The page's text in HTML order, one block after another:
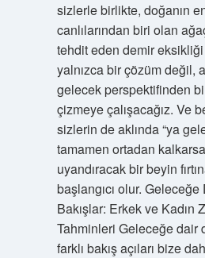
sizlerle birlikte, doğanın
canlılarından biri olan
tehdit eden demir
yalnızca bir çözüm değil,
gelecek perspektifinden
çizmeye çalışacağız. Ve
sizlerin de aklında “ya
tamamen ortadan
uyandıracak bir beyin
başlangıcı olur. Geleceğe
Bakışlar: Erkek ve Kadın
Tahminleri Geleceğe dair
farklı bakış açıları bize